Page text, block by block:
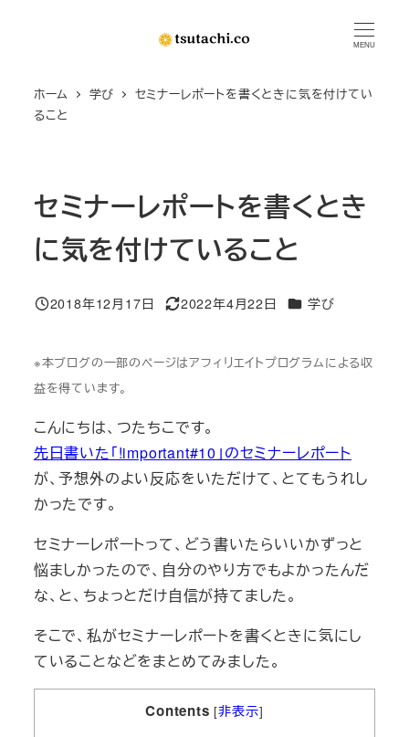
MENU
ホーム 学び
セミナーレポートを書くときに気を付けてい
ること
セミナーレポートを書くとき
に気を付けていること
投稿日
2018年12月17日
更新日
2022年4月22日 カテゴリー
学び
※本ブログの一部のページはアフィリエイトプログラムによる収
益を得ています。
こんにちは、つたちこです。
先日書いた「!important#10」のセミナーレポート
が、予想外のよい反応をいただけて、とてもうれし
かったです。
セミナーレポートって、どう書いたらいいかずっと
悩ましかったので、自分のやり方でもよかったんだ
な、と、ちょっとだけ自信が持てました。
そこで、私がセミナーレポートを書くときに気にし
ていることなどをまとめてみました。
Contents [非表示]